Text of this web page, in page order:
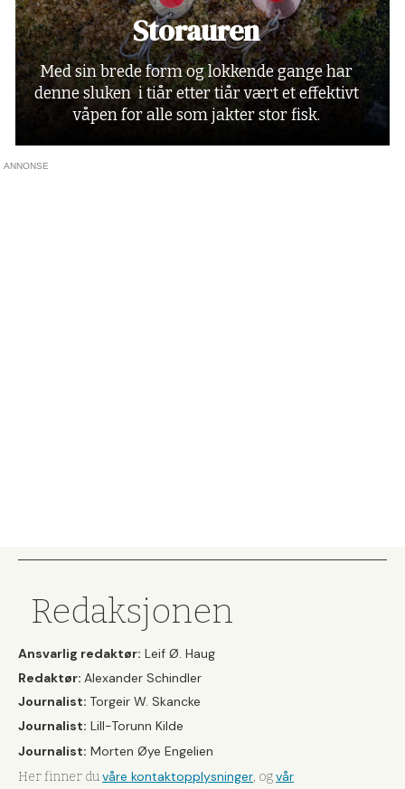
Storauren
Med sin brede form og lokkende gange har
denne sluken i tiår etter tiår vært et effektivt
våpen for alle som jakter stor fisk.
ANNONSE
Redaksjonen
Ansvarlig redaktør: Leif Ø. Haug
Redaktør: Alexander Schindler
Journalist: Torgeir W. Skancke
Journalist: Lill-Torunn Kilde
Journalist: Morten Øye Engelien
Her finner duvåre kontaktopplysninger, ogvår